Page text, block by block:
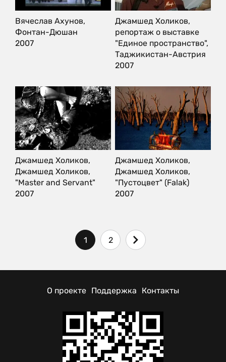
Вячеслав Ахунов,
Фонтан-Дюшан
2007
Джамшед Холиков,
репортаж о выставке
"Единое пространство",
Таджикистан-Австрия
2007
Джамшед Холиков,
Джамшед Холиков,
"Master and Servant"
2007
Джамшед Холиков,
Джамшед Холиков,
"Пустоцвет" (Falak)
2007
1 2
О проекте Поддержка Контакты